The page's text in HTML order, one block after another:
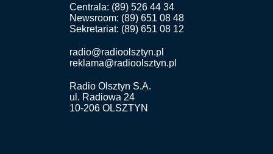
Centrala: (89) 526 44 34
Newsroom: (89) 651 08 48
Sekretariat: (89) 651 08 12
radio@radioolsztyn.pl
reklama@radioolsztyn.pl
Radio Olsztyn S.A.
ul. Radiowa 24
10-206 OLSZTYN